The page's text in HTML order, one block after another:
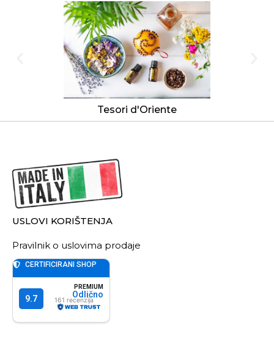
Tesori d'Oriente
USLOVI KORIŠTENJA
Pravilnik o uslovima prodaje